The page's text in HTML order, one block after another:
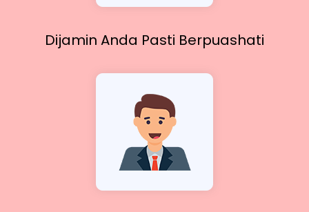
Dijamin Anda Pasti Berpuashati